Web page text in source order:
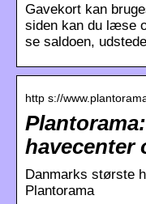
Gavekort kan
siden kan du læse
se saldoen,
http s://
havecenter
Danmarks største
Plantorama